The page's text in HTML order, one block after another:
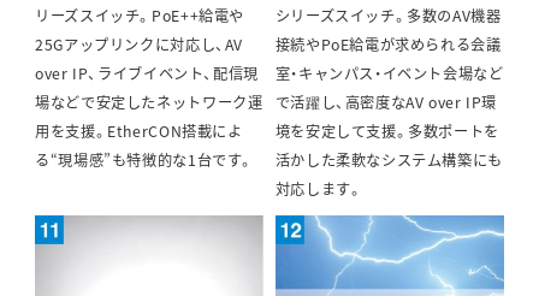
リーズスイッチ。PoE++給電や
25Gアップリンクに対応し、AV
over IP、ライブイベント、配信現
場などで安定したネットワーク運
用を支援。EtherCON搭載によ
る“現場感”も特徴的な1台です。
シリーズスイッチ。多数のAV機器
接続やPoE給電が求められる会議
室・キャンパス・イベント会場など
で活躍し、高密度なAV over IP環
境を安定して支援。多数ポートを
活かした柔軟なシステム構築にも
対応します。